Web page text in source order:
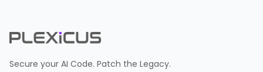
Secure your AI Code. Patch the Legacy.